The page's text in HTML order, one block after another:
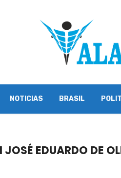
NOTICIAS BRASIL
EDUARDO DE